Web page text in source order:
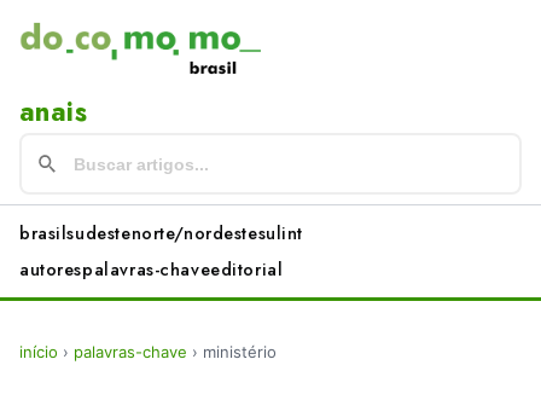
anais
brasilsudestenorte/nordestesulint
autorespalavras-chaveeditorial
início › palavras-chave › ministério